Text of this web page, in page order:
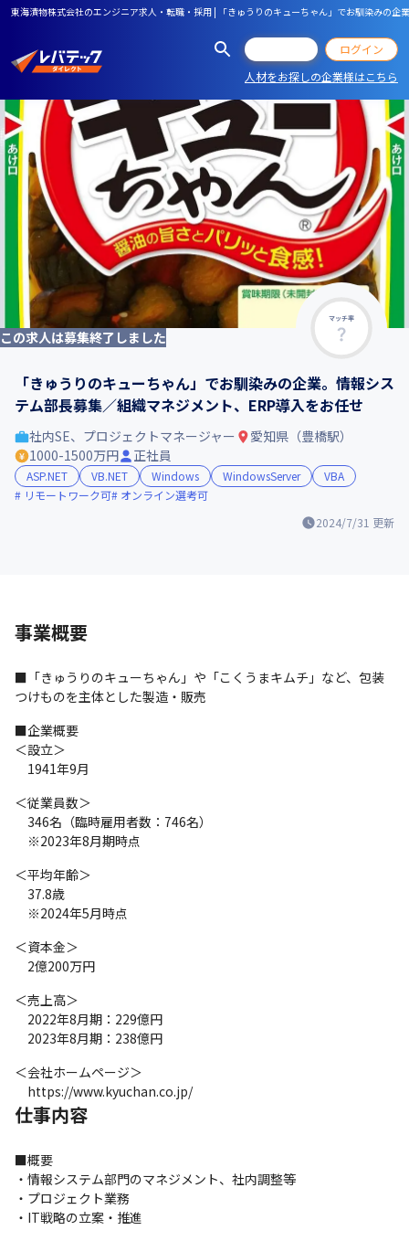
東海漬物株式会社のエンジニア求人・転職・採用 | 「きゅうりのキューちゃん」でお馴染みの企
ログイン
人材をお探しの企業様はこちら
マッチ率
この求人は募集終了しました
「きゅうりのキューちゃん」でお馴染みの企業。情報シス
テム部長募集／組織マネジメント、ERP導入をお任せ
2024/7/31 更新
社内SE、プロジェクトマネージャー
愛知県（豊橋駅）
1000-1500万円
正社員
ASP.NET VB.NET Windows WindowsServer
VBA
リモートワーク可
オンライン選考可
事業概要
■「きゅうりのキューちゃん」や「こくうまキムチ」など、包装
つけものを主体とした製造・販売
■企業概要
＜設立＞
1941年9月
＜従業員数＞
346名（臨時雇用者数：746名）
※2023年8月期時点
＜平均年齢＞
37.8歳
※2024年5月時点
＜資本金＞
2億200万円
＜売上高＞
2022年8月期：229億円
2023年8月期：238億円
＜会社ホームページ＞
https://www.kyuchan.co.jp/
仕事内容
■概要
・情報システム部門のマネジメント、社内調整等
・プロジェクト業務
・IT戦略の立案・推進